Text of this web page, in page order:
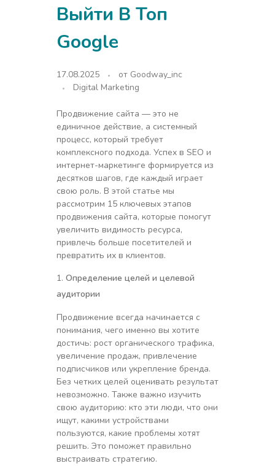
Выйти В Топ
Google
17.08.2025 от Goodway_inc
Digital Marketing
Продвижение сайта — это не
единичное действие, а системный
процесс, который требует
комплексного подхода. Успех в SEO и
интернет-маркетинге формируется из
десятков шагов, где каждый играет
свою роль. В этой статье мы
рассмотрим 15 ключевых этапов
продвижения сайта, которые помогут
увеличить видимость ресурса,
привлечь больше посетителей и
превратить их в клиентов.
Определение целей и целевой
аудитории
Продвижение всегда начинается с
понимания, чего именно вы хотите
достичь: рост органического трафика,
увеличение продаж, привлечение
подписчиков или укрепление бренда.
Без четких целей оценивать результат
невозможно. Также важно изучить
свою аудиторию: кто эти люди, что они
ищут, какими устройствами
пользуются, какие проблемы хотят
решить. Это поможет правильно
выстраивать стратегию.